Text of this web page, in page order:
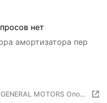
нет
амортизатора пер
MOTORS Опора